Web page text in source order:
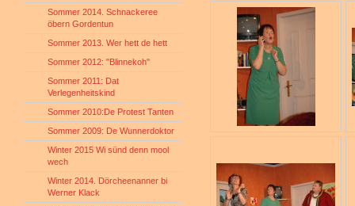
Sommer 2014. Schnackeree
öbern Gordentun
Sommer 2013. Wer hett de hett
Sommer 2012: "Blinnekoh"
Sommer 2011: Dat
Verlegenheitskind
Sommer 2010:De Protest Tanten
Sommer 2009: De Wunnerdoktor
Winter 2015 Wi sünd denn mool
wech
Winter 2014. Dörcheenanner bi
Werner Klack